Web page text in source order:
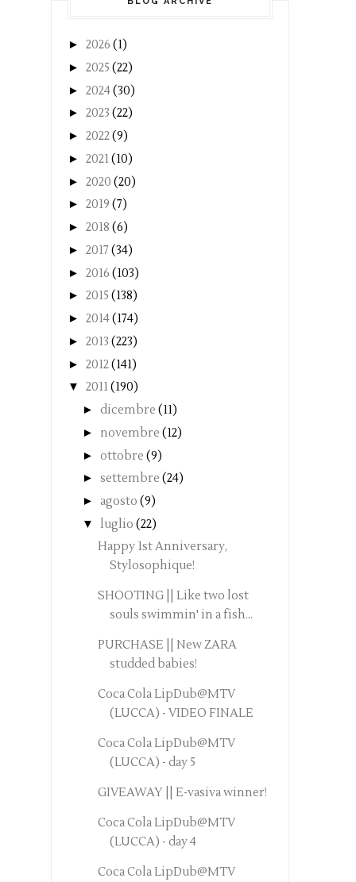
► 2026 (1)
► 2025 (22)
► 2024(30)
► 2023 (22)
► 2022(9)
► 2021(10)
► 2020 (20)
► 2019 (7)
► 2018 (6)
► 2017 (34)
► 2016 (103)
► 2015 (138)
► 2014(174)
► 2013 (223)
► 2012(141)
▼ 2011(190)
► dicembre (11)
► novembre (12)
► ottobre (9)
► settembre (24)
► agosto (9)
▼ luglio (22)
Happy 1st Anniversary,
Stylosophique!
SHOOTING || Like two lost
souls swimmin' in a fish...
PURCHASE || New ZARA
studded babies!
Coca Cola LipDub@MTV
(LUCCA) - VIDEO FINALE
Coca Cola LipDub@MTV
(LUCCA) - day 5
GIVEAWAY || E-vasiva winner!
Coca Cola LipDub@MTV
(LUCCA) - day 4
Coca Cola LipDub@MTV